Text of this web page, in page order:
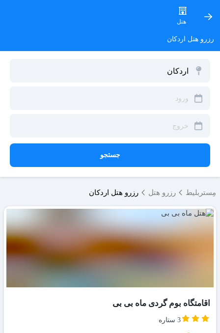
هتل
رزرو هتل اردکان
جستجو
مِستربلیط رزرو هتل رزرو هتل اردکان
اقامتگاه بوم گردی ماه بی بی
3 ستاره